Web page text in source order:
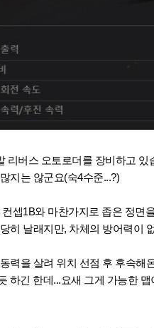
리버스 오토로더를 장비하고
지는 않군요(숙4수준...?)
컨셉1B와 마찬가지로 좁은 정면
히 날래지만, 차체의 방어력이
력을 살려 위치 선점 후 후속해
하긴 한데...요새 그게 가능한